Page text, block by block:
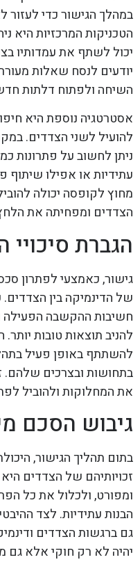
במהלך הגישור כדי לעזור
הטכניקות המרכזיות היא
יכול לשתף את עמדותיו
יודעים לנסח שאלות
השיחה ולפתוח דלתות
אסטרטגיה נוספת היא
להועיל לשני הצדדים.
ניתן לחשוב על פתרונות
עתידיות או אפילו שיתוף
מחוץ לקופסה יכולה
הצדדים ומפחיתה את
הגברת
גישור, כאמצעי לפתרון
של הדינמיקה בין
חשיבות ההקשבה הפעילה
להניב תוצאות טובות
להשתתף באופן פעיל
בתחושות ובצרכים שלהם.
את המחלוקות ולהוביל
גיבוש הסכם
בתום תהליך הגישור,
זכויותיהם של הצדדים היא
ומפורט, ולכלול את כל
הבנות עתידיות. לצד
גם ברגשות הצדדים
יהיה לא רק חוקי אלא גם